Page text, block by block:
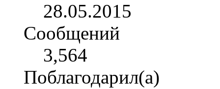
28.05.2015
Сообщений
3,564
Поблагодарил(а)